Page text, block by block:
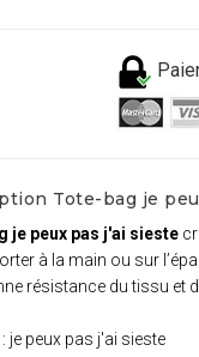
Tote-bag je
je peux pas j'ai sieste
à la main ou sur
résistance du tissu et
: je peux pas j'ai sieste